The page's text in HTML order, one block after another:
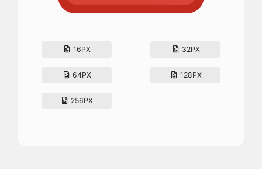
16PX 32PX
64PX 128PX
256PX